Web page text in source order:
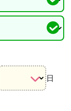
日